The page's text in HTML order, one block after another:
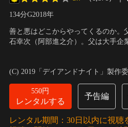
134分G2018年
善と悪はどこからやってくるのか。
石幸次（阿部進之介）。父は大手企
差し伸べる。孤児を父親同然に養う
めなら犯罪をも厭わない。」とい
(C) 2019「デイアンドナイト」製作
550円
レンタルする
予告編
レンタル期間：30日以内に視